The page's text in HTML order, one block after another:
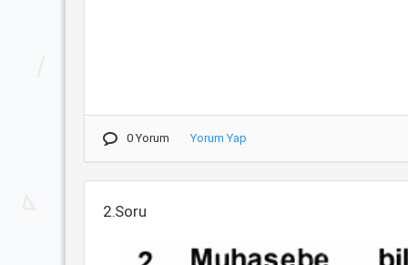
0 Yorum Yorum Yap
2.Soru